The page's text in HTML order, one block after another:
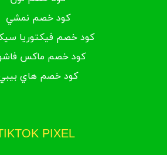
70% + خصم إضافي 10%
كود خصم نمشي
كود خصم فيكتوريا
كود خصم ماكس
كود خصم هاي
PIXEL